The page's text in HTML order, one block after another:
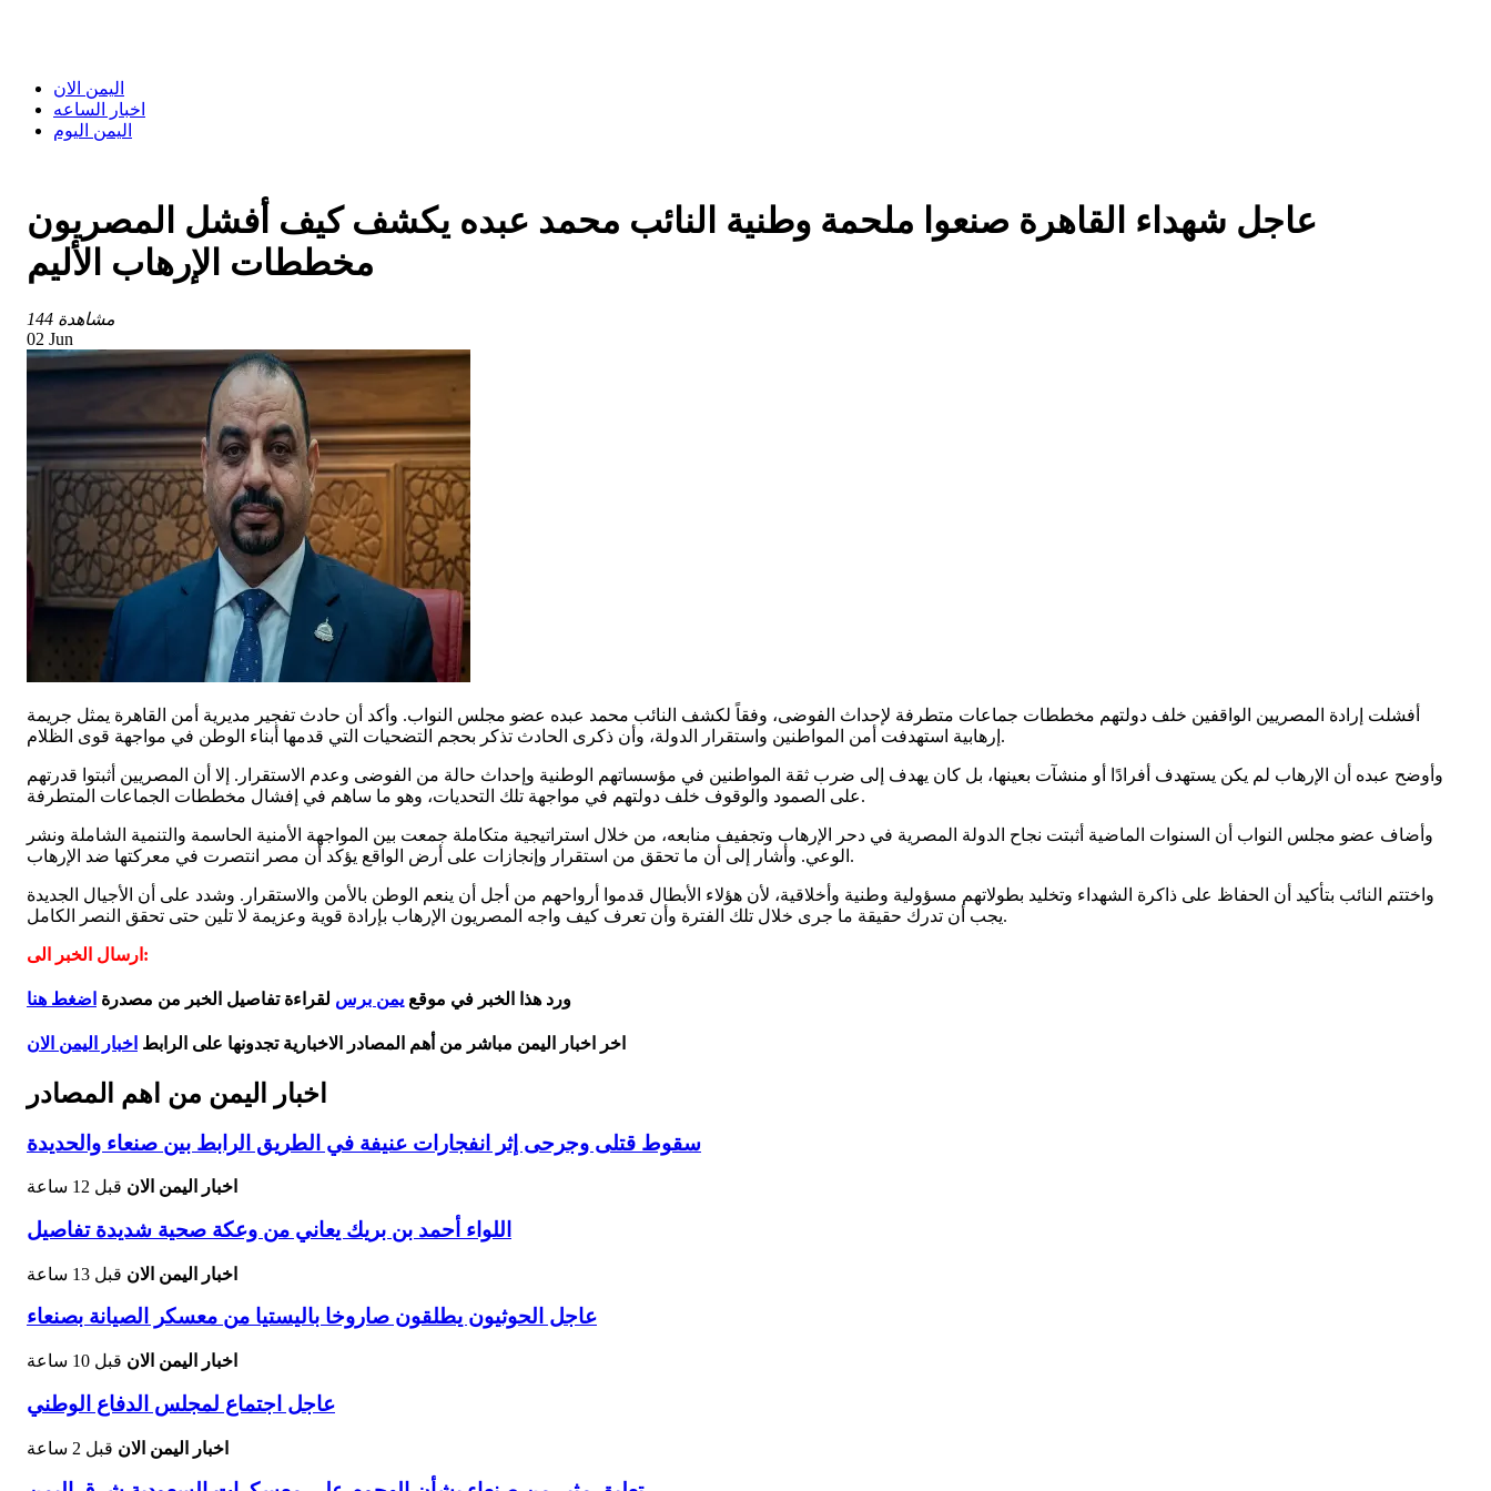
اليمن الان
اخبار الساعه
اليمن اليوم
عاجل شهداء القاهرة صنعوا ملحمة وطنية النائب محمد عبده يكشف كيف أفشل المصريون
مخططات الإرهاب الأليم
144 مشاهدة
02 Jun
أفشلت إرادة المصريين الواقفين خلف دولتهم مخططات جماعات متطرفة لإحداث الفوضى، وفقاً لكشف النائب محمد عبده عضو مجلس النواب. وأكد أن حادث تفجير مديرية أمن القاهرة يمثل جريمة
إرهابية استهدفت أمن المواطنين واستقرار الدولة، وأن ذكرى الحادث تذكر بحجم التضحيات التي قدمها أبناء الوطن في مواجهة قوى الظلام.
وأوضح عبده أن الإرهاب لم يكن يستهدف أفرادًا أو منشآت بعينها، بل كان يهدف إلى ضرب ثقة المواطنين في مؤسساتهم الوطنية وإحداث حالة من الفوضى وعدم الاستقرار. إلا أن المصريين أثبتوا قدرتهم
على الصمود والوقوف خلف دولتهم في مواجهة تلك التحديات، وهو ما ساهم في إفشال مخططات الجماعات المتطرفة.
وأضاف عضو مجلس النواب أن السنوات الماضية أثبتت نجاح الدولة المصرية في دحر الإرهاب وتجفيف منابعه، من خلال استراتيجية متكاملة جمعت بين المواجهة الأمنية الحاسمة والتنمية الشاملة ونشر
الوعي. وأشار إلى أن ما تحقق من استقرار وإنجازات على أرض الواقع يؤكد أن مصر انتصرت في معركتها ضد الإرهاب.
واختتم النائب بتأكيد أن الحفاظ على ذاكرة الشهداء وتخليد بطولاتهم مسؤولية وطنية وأخلاقية، لأن هؤلاء الأبطال قدموا أرواحهم من أجل أن ينعم الوطن بالأمن والاستقرار. وشدد على أن الأجيال الجديدة
يجب أن تدرك حقيقة ما جرى خلال تلك الفترة وأن تعرف كيف واجه المصريون الإرهاب بإرادة قوية وعزيمة لا تلين حتى تحقق النصر الكامل.
ارسال الخبر الى:
ورد هذا الخبر في موقع يمن برس لقراءة تفاصيل الخبر من مصدرة اضغط هنا
اخر اخبار اليمن مباشر من أهم المصادر الاخبارية تجدونها على الرابط اخبار اليمن الان
اخبار اليمن من اهم المصادر
سقوط قتلى وجرحى إثر انفجارات عنيفة في الطريق الرابط بين صنعاء والحديدة
اخبار اليمن الان قبل 12 ساعة
اللواء أحمد بن بريك يعاني من وعكة صحية شديدة تفاصيل
اخبار اليمن الان قبل 13 ساعة
عاجل الحوثيون يطلقون صاروخا باليستيا من معسكر الصيانة بصنعاء
اخبار اليمن الان قبل 10 ساعة
عاجل اجتماع لمجلس الدفاع الوطني
اخبار اليمن الان قبل 2 ساعة